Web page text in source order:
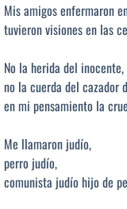
Mis amigos enfermaron
tuvieron visiones en las
No la herida del inocente,
no la cuerda del cazador
en mi pensamiento la
Me llamaron judío,
perro judío,
comunista judío hijo de